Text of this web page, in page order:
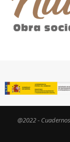
@2022 -